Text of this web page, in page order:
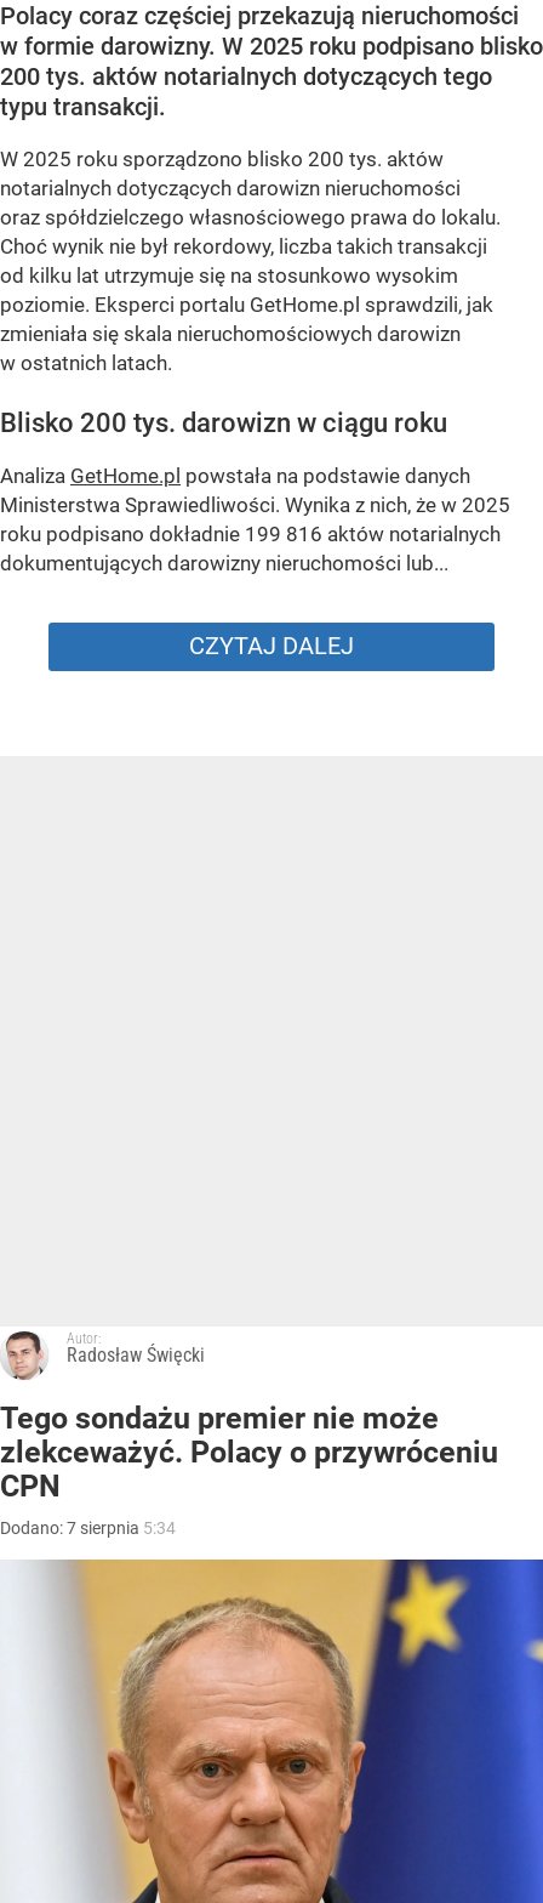
Polacy coraz częściej przekazują nieruchomości
w formie darowizny. W 2025 roku podpisano blisko
200 tys. aktów notarialnych dotyczących tego
typu transakcji.
W 2025 roku sporządzono blisko 200 tys. aktów
notarialnych dotyczących darowizn nieruchomości
oraz spółdzielczego własnościowego prawa do lokalu.
Choć wynik nie był rekordowy, liczba takich transakcji
od kilku lat utrzymuje się na stosunkowo wysokim
poziomie. Eksperci portalu GetHome.pl sprawdzili, jak
zmieniała się skala nieruchomościowych darowizn
w ostatnich latach.
Blisko 200 tys. darowizn w ciągu roku
Analiza GetHome.pl powstała na podstawie danych
Ministerstwa Sprawiedliwości. Wynika z nich, że w 2025
roku podpisano dokładnie 199 816 aktów notarialnych
dokumentujących darowizny nieruchomości lub...
CZYTAJ DALEJ
Autor:
Radosław Święcki
Tego sondażu premier nie może
zlekceważyć. Polacy o przywróceniu
CPN
Dodano:7 sierpnia 5:34